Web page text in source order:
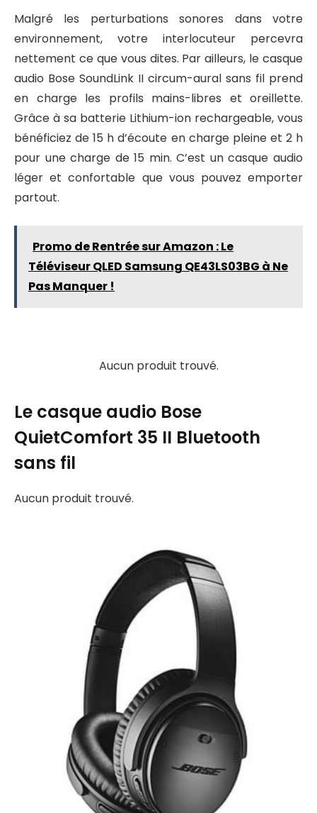
Malgré les perturbations sonores dans votre
environnement, votre interlocuteur percevra
nettement ce que vous dites. Par ailleurs, le casque
audio Bose SoundLink II circum-aural sans fil prend
en charge les profils mains-libres et oreillette.
Grâce à sa batterie Lithium-ion rechargeable, vous
bénéficiez de 15 h d’écoute en charge pleine et 2 h
pour une charge de 15 min. C’est un casque audio
léger et confortable que vous pouvez emporter
partout.
Promo de Rentrée sur Amazon : Le
Téléviseur QLED Samsung QE43LS03BG à Ne
Pas Manquer !
Aucun produit trouvé.
Le casque audio Bose
QuietComfort 35 II Bluetooth
sans fil
Aucun produit trouvé.